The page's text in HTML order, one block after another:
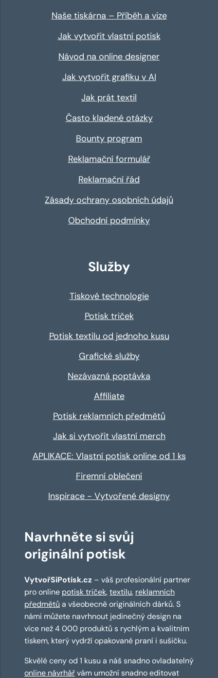
Naše tiskárna – Příběh a vize
Jak vytvořit vlastní potisk
Návod na online designer
Jak vytvořit grafiku v AI
Jak prát textil
Často kladené otázky
Bounty program
Reklamační formulář
Reklamační řád
Zásady ochrany osobních údajů
Obchodní podmínky
Služby
Tiskové technologie
Potisk triček
Potisk textilu od jednoho kusu
Grafické služby
Nezávazná poptávka
Affiliate
Potisk reklamních předmětů
Jak si vytvořit vlastní merch
APLIKACE: Vlastní potisk online od 1 ks
Firemní oblečení
Inspirace - Vytvořené designy
Navrhněte si svůj
originální potisk
VytvořSiPotisk.cz – váš profesionální partner
pro online potisk triček,textilu, reklamních
předmětů a všeobecně originálních dárků. S
námi můžete navrhnout jedinečný design na
více než 4 000 produktů s rychlým a kvalitním
tiskem, který vydrží opakované praní i sušičku.
Skvělé ceny od 1 kusu a náš snadno ovladatelný
online návrhářvám umožní snadno editovat